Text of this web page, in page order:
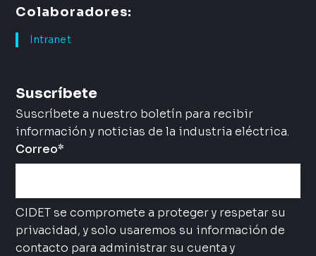
Colaboradores:
Intranet
Suscríbete
Suscríbete a nuestro boletín para recibir
información y noticias de la industria eléctrica.
Correo*
CIDET se compromete a proteger y respetar su
privacidad, y solo usaremos su información de
contacto para administrar su cuenta y